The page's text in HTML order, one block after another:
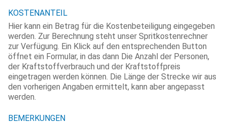
KOSTENANTEIL
Hier kann ein Betrag für die Kostenbeteiligung eingegeben
werden. Zur Berechnung steht unser Spritkostenrechner
zur Verfügung. Ein Klick auf den entsprechenden Button
öffnet ein Formular, in das dann Die Anzahl der Personen,
der Kraftstoffverbrauch und der Kraftstoffpreis
eingetragen werden können. Die Länge der Strecke wir aus
den vorherigen Angaben ermittelt, kann aber angepasst
werden.
BEMERKUNGEN